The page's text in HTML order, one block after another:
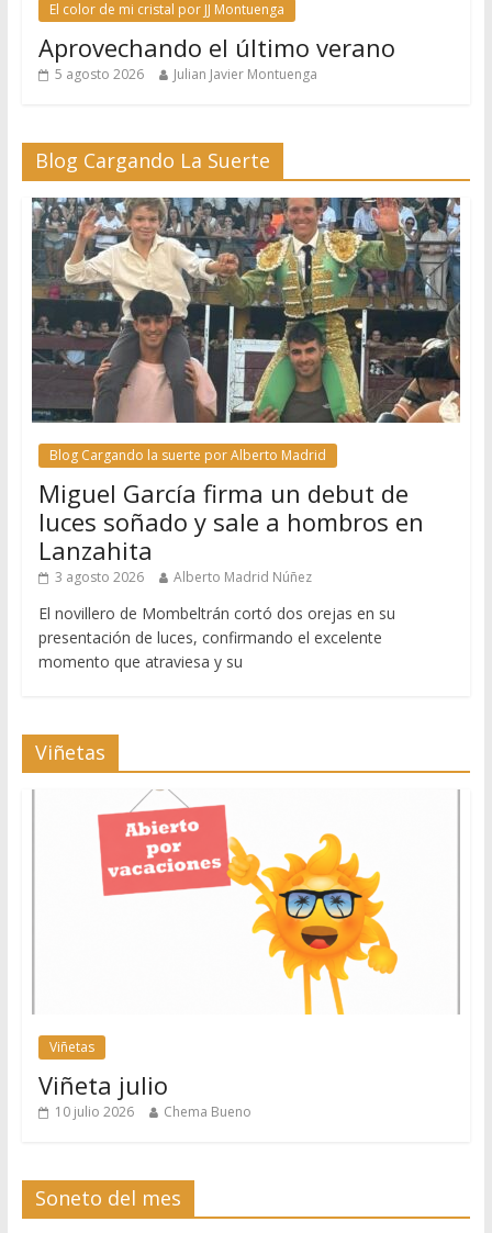
El color de mi cristal por JJ Montuenga
Aprovechando el último verano
5 agosto 2026 Julian Javier Montuenga
Blog Cargando La Suerte
Blog Cargando la suerte por Alberto Madrid
Miguel García firma un debut de
luces soñado y sale a hombros en
Lanzahita
3 agosto 2026 Alberto Madrid Núñez
El novillero de Mombeltrán cortó dos orejas en su
presentación de luces, confirmando el excelente
momento que atraviesa y su
Viñetas
Viñetas
Viñeta julio
10 julio 2026 Chema Bueno
Soneto del mes